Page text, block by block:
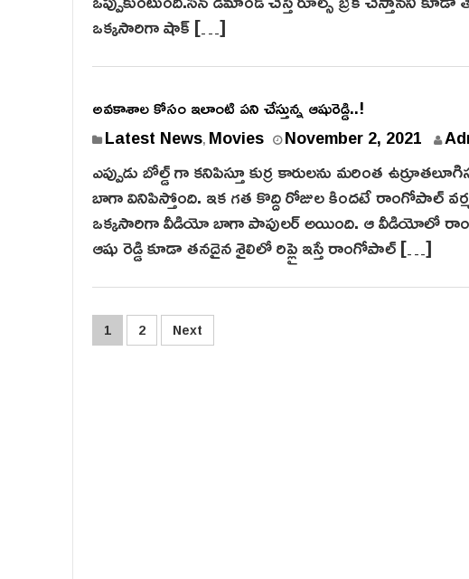
ఒక్కసారిగా షాక్ […]
అవకాశాల కోసం ఇలాంటి పని చేస్తున్న ఆషురెడ్డి..!
Latest News, Movies November 2, 2021
o
v
e
m
b
r
ఎప్పుడు బోల్డ్ గా కనిపిస్తూ కుర్ర కారులను మరింత
బాగా వినిపిస్తోంది. ఇక గత కొద్ది రోజుల కిందటే రాంగోపాల్
ఒక్కసారిగా వీడియో బాగా పాపులర్ అయింది. ఆ వీడియోలో
ఆషు రెడ్డి కూడా తనదైన శైలిలో రిప్లై ఇస్తే రాంగోపాల్ […]
Posts
1 2 Next